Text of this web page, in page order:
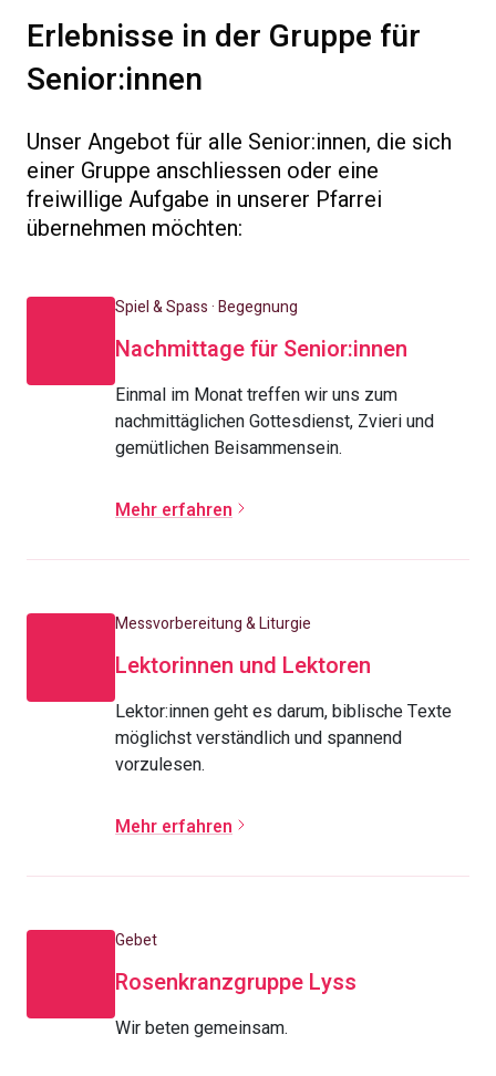
Erlebnisse in der Gruppe für
Senior:innen
Unser Angebot für alle Senior:innen, die sich
einer Gruppe anschliessen oder eine
freiwillige Aufgabe in unserer Pfarrei
übernehmen möchten:
Spiel & Spass · Begegnung
Nachmittage für Senior:innen
Einmal im Monat treffen wir uns zum
nachmittäglichen Gottesdienst, Zvieri und
gemütlichen Beisammensein.
Mehr erfahren
Messvorbereitung & Liturgie
Lektorinnen und Lektoren
Lektor:innen geht es darum, biblische Texte
möglichst verständlich und spannend
vorzulesen.
Mehr erfahren
Gebet
Rosenkranzgruppe Lyss
Wir beten gemeinsam.